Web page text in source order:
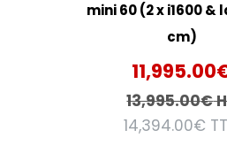
mini 60 (2 x i1600 &
cm)
11,995.00
13,995.00€
14,394.00€